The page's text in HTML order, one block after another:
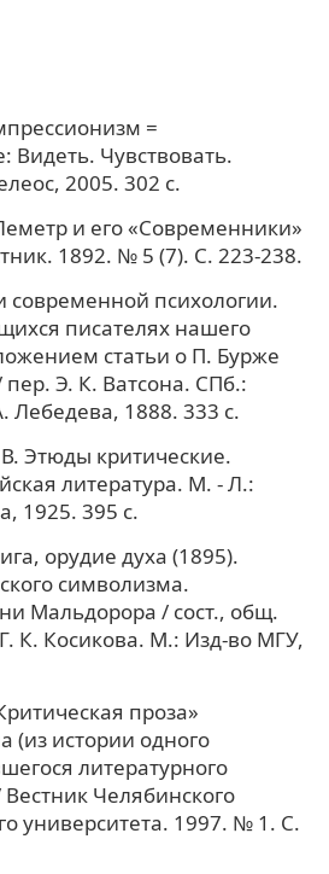
=
Видеть. Чувствовать.
2005. 302 с.
и его «Современники»
1892. № 5 (7). С. 223-238.
современной психологии.
писателях нашего
статьи о П. Бурже
Э. К. Ватсона. СПб.:
Лебедева, 1888. 333 с.
Этюды критические.
литература. М. - Л.:
1925. 395 с.
орудие духа (1895).
символизма.
Мальдорора / сост., общ.
Г. К. Косикова. М.: Изд-во МГУ,
проза»
(из истории одного
литературного
Челябинского
университета. 1997. № 1. С.